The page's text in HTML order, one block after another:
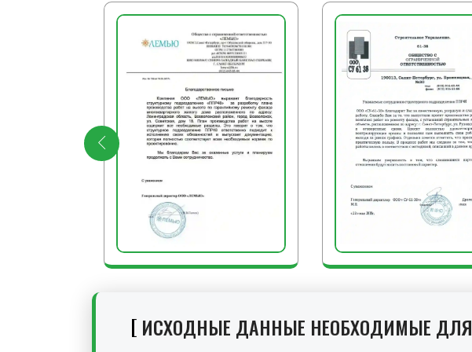
ИСХОДНЫЕ ДАННЫЕ НЕОБХОДИМЫЕ ДЛЯ